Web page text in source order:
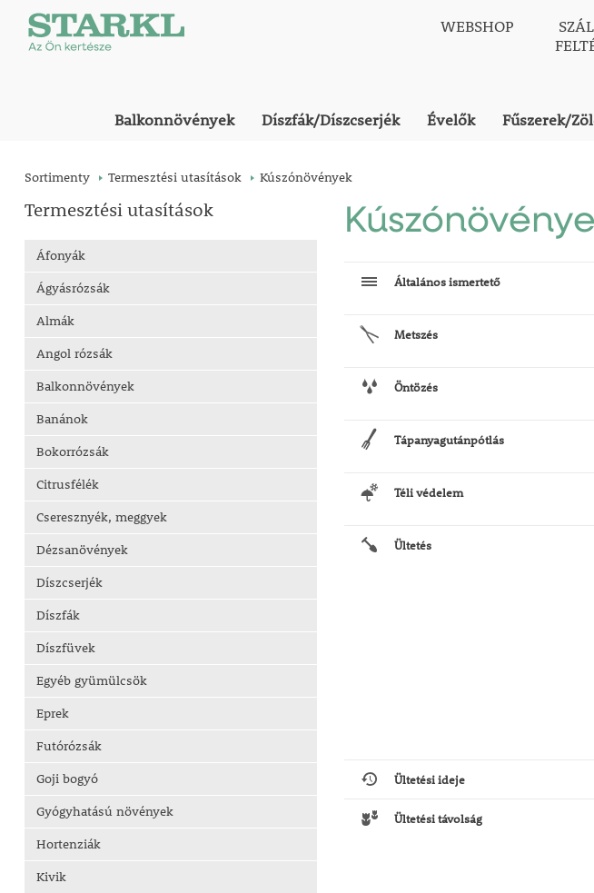
WEBSHOP
Balkonnövények Díszfák/Díszcserjék Évelők Fűszerek/
Sortimenty Termesztési utasítások Kúszónövények
Termesztési utasítások
Áfonyák
Ágyásrózsák
Almák
Angol rózsák
Balkonnövények
Banánok
Bokorrózsák
Citrusfélék
Cseresznyék, meggyek
Dézsanövények
Díszcserjék
Díszfák
Díszfüvek
Egyéb gyümülcsök
Eprek
Futórózsák
Goji bogyó
Gyógyhatású növények
Hortenziák
Kivik
Általános ismertető
Metszés
Öntözés
Tápanyagutánpótlás
Téli védelem
Ültetés
Ültetési ideje
Ültetési távolság